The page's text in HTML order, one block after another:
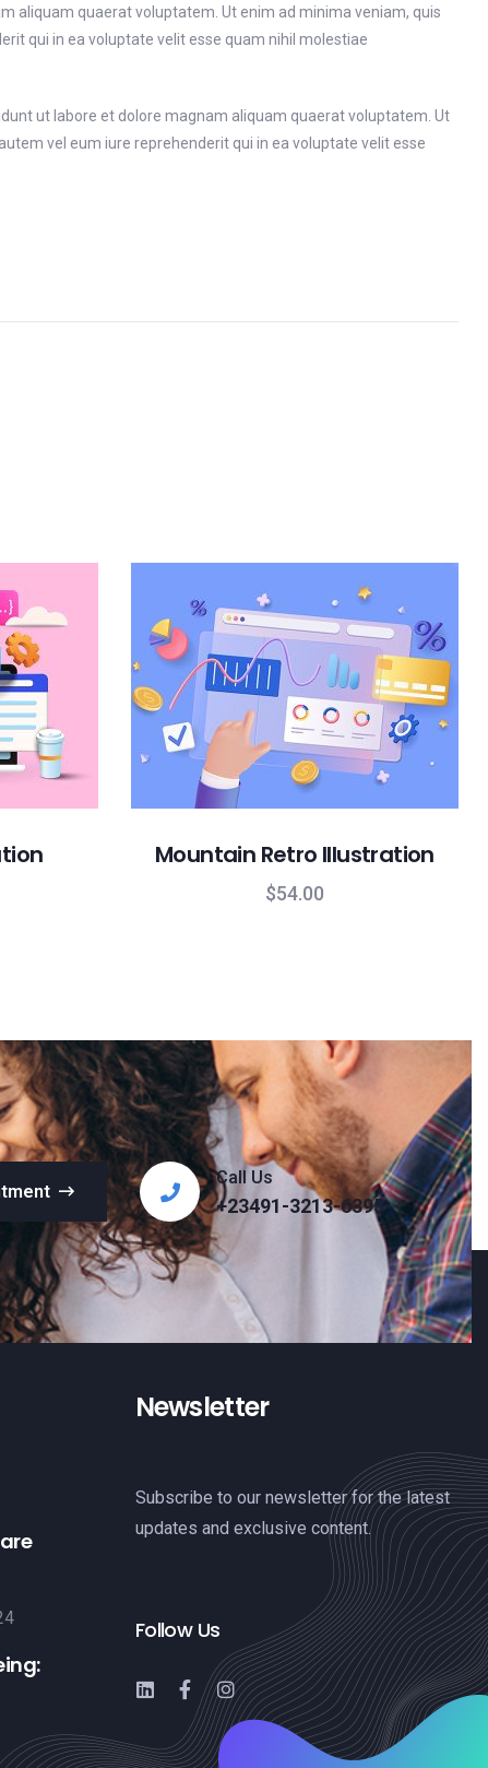
aliquam quaerat voluptatem. Ut enim ad minima veniam, quis
qui in ea voluptate velit esse quam nihil molestiae
ut labore et dolore magnam aliquam quaerat voluptatem. Ut
vel eum iure reprehenderit qui in ea voluptate velit esse
Mountain Retro Illustration
$54.00
Call Us
+23491-3213-6395
Newsletter
Subscribe to our newsletter for the latest
updates and exclusive content.
Follow Us